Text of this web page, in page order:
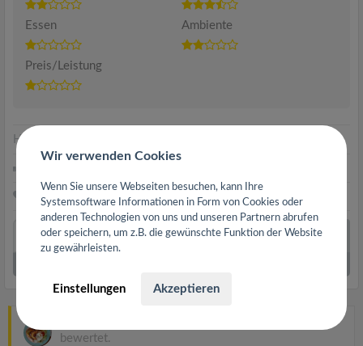
Essen Ambiente
Preis/Leistung
Hilfreich
rr_blaubaer findet diese Bewertung gut geschrieben.
bewertet.
Wir verwenden Cookies
Wenn Sie unsere Webseiten besuchen, kann Ihre
Systemsoftware Informationen in Form von Cookies oder
anderen Technologien von uns und unseren Partnern abrufen
oder speichern, um z.B. die gewünschte Funktion der Website
zu gewährleisten.
Einstellungen Akzeptieren